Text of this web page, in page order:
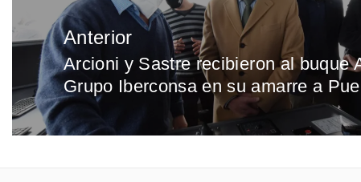
Navegación
de
entradas
Anterior
Entrada
anterior:
Arcioni y Sastre recibieron al buque
Grupo Iberconsa en su amarre a